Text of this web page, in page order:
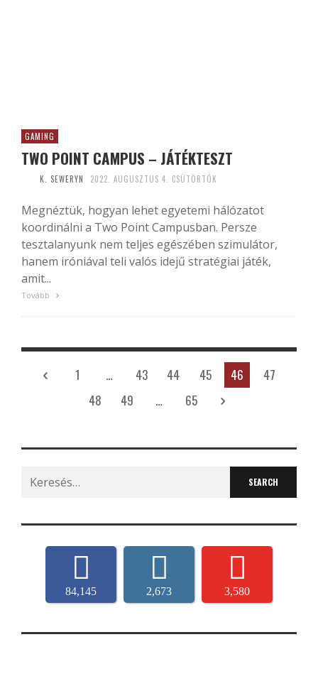
GAMING
TWO POINT CAMPUS – JÁTÉKTESZT
K. SEWERYN 2022. AUGUSZTUS 4. CSÜTÖRTÖK
Megnéztük, hogyan lehet egyetemi hálózatot
koordinálni a Two Point Campusban. Persze
tesztalanyunk nem teljes egészében szimulátor,
hanem iróniával teli valós idejű stratégiai játék,
amit...
Tovább
1 … 43 44 45 46
47
48
49 … 65
Search
for:
84,145 2,673 3,580